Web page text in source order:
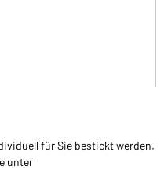
für Sie bestickt werden.
unter